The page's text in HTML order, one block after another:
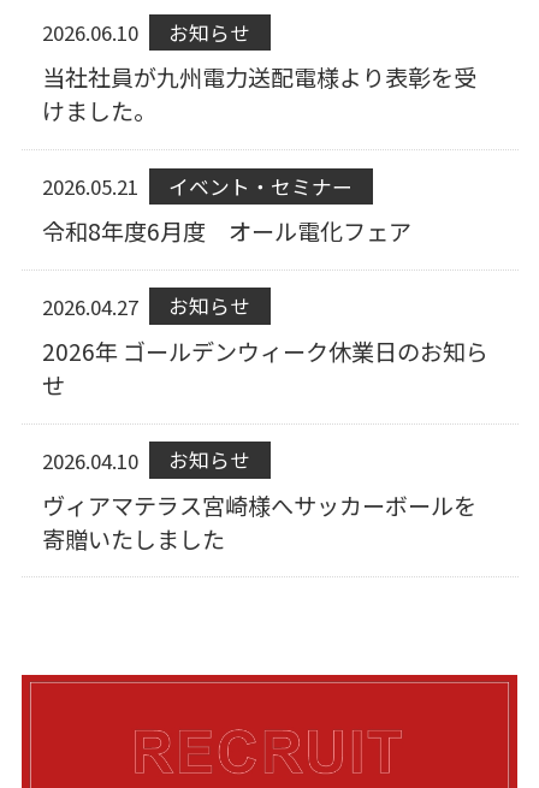
2026.06.10 お知らせ
当社社員が九州電力送配電様より表彰を受
けました。
2026.05.21 イベント・セミナー
令和8年度6月度 オール電化フェア
2026.04.27 お知らせ
2026年 ゴールデンウィーク休業日のお知ら
せ
2026.04.10 お知らせ
ヴィアマテラス宮崎様へサッカーボールを
寄贈いたしました